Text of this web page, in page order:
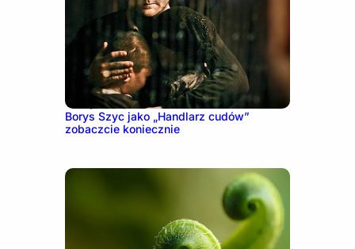
16 stycznia, 2023
Borys Szyc jako „Handlarz cudów”
zobaczcie koniecznie